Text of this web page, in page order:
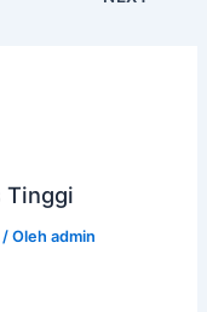
Tinggi
/ Olehadmin